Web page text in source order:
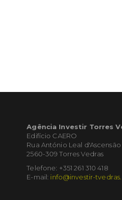
Agência Investir Torres
Edifício CAERO
Rua António Leal d'Ascensão
2560-309 Torres Vedras
Telefone: +351 261 310 418
E-mail: info@investir-